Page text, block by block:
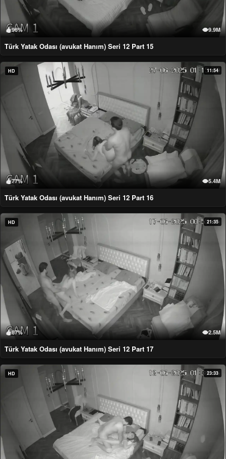
96% 9.9M
Türk Yatak Odası (avukat Hanım) Seri 12 Part 15
HD 11:54
77% 5.4M
Türk Yatak Odası (avukat Hanım) Seri 12 Part 16
HD 21:35
87% 2.5M
Türk Yatak Odası (avukat Hanım) Seri 12 Part 17
HD 23:33